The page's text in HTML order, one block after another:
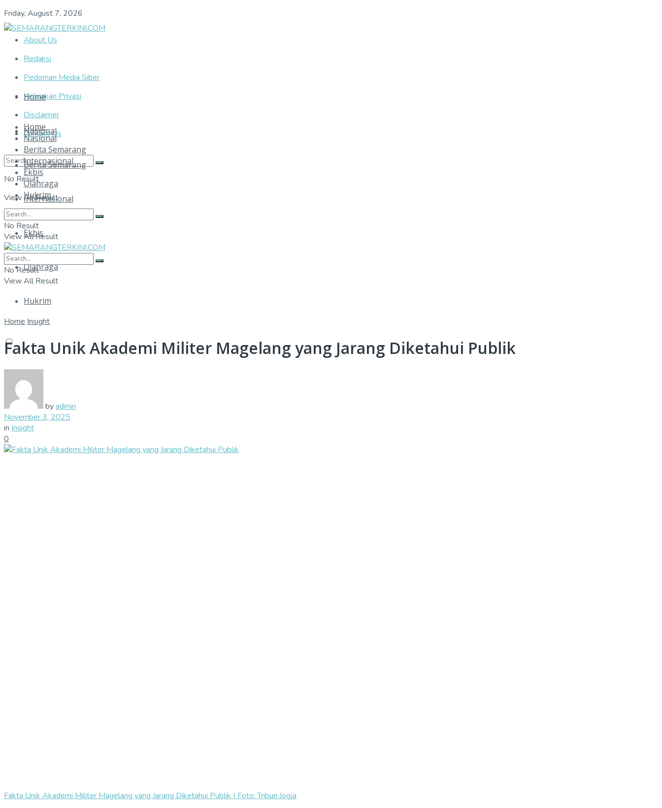
Friday, August 7, 2026
About Us
Redaksi
Pedoman Media Siber
Kebijakan Privasi
Disclaimer
Contact Us
No Result
View All Result
Home
Nasional
Berita Semarang
Internasional
Ekbis
Olahraga
Hukrim
Home
Nasional
Berita Semarang
Internasional
Ekbis
Olahraga
Hukrim
No Result
View All Result
No Result
View All Result
Home Insight
Fakta Unik Akademi Militer Magelang yang Jarang Diketahui Publik
byadmin
November 3, 2025
in Insight
0
Fakta Unik Akademi Militer Magelang yang Jarang Diketahui Publik | Foto: Tribun Jogja